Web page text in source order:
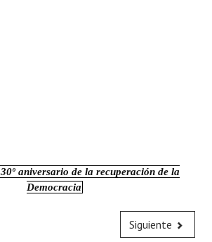
aniversario de la recuperación de la
Democracia
Siguiente